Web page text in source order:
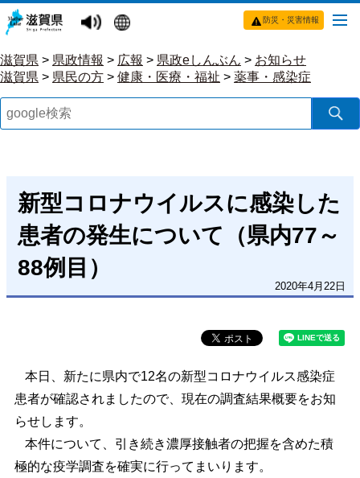
防災・災害情報
滋賀県 > 県政情報 > 広報 > 県政eしんぶん > お知らせ
滋賀県 > 県民の方 > 健康・医療・福祉 > 薬事・感染症
新型コロナウイルスに感染した
患者の発生について（県内77～
88例目）
2020年4月22日
本日、新たに県内で12名の新型コロナウイルス感染症
患者が確認されましたので、現在の調査結果概要をお知
らせします。
本件について、引き続き濃厚接触者の把握を含めた積
極的な疫学調査を確実に行ってまいります。